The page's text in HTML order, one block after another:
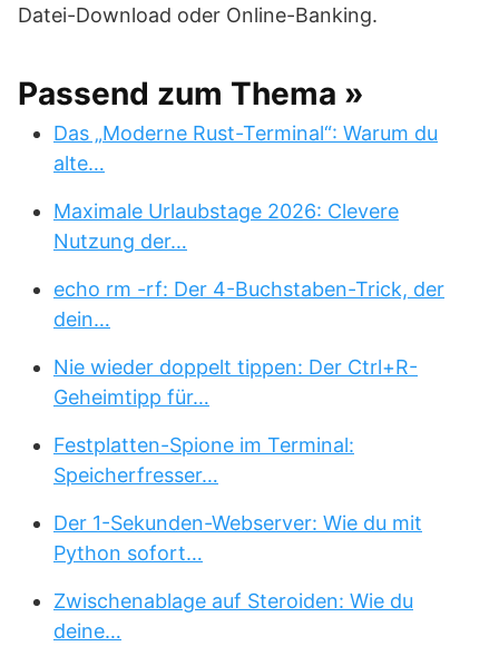
Datei-Download oder Online-Banking.
Passend zum Thema »
Das „Moderne Rust-Terminal“: Warum du
alte…
Maximale Urlaubstage 2026: Clevere
Nutzung der…
echo rm -rf: Der 4-Buchstaben-Trick, der
dein…
Nie wieder doppelt tippen: Der Ctrl+R-
Geheimtipp für…
Festplatten-Spione im Terminal:
Speicherfresser…
Der 1-Sekunden-Webserver: Wie du mit
Python sofort…
Zwischenablage auf Steroiden: Wie du
deine…